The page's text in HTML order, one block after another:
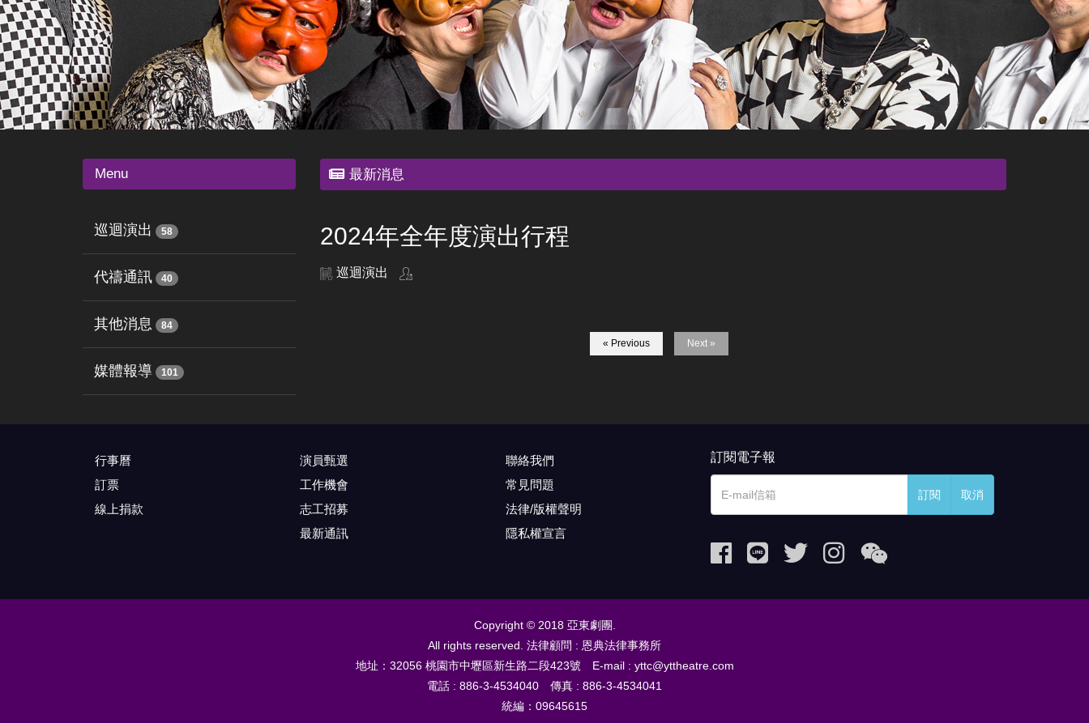
Menu
巡迴演出 58
代禱通訊 40
其他消息 84
媒體報導 101
最新消息
2024年全年度演出行程
巡迴演出
« Previous Next »
行事曆
訂票
線上捐款
演員甄選
工作機會
志工招募
最新通訊
聯絡我們
常見問題
法律/版權聲明
隱私權宣言
訂閱電子報
訂閱 取消
Copyright © 2018 亞東劇團.
All rights reserved. 法律顧問 : 恩典法律事務所
地址：32056 桃園市中壢區新生路二段423號 E-mail : yttc@yttheatre.com
電話 : 886-3-4534040 傳真 : 886-3-4534041
統編：09645615